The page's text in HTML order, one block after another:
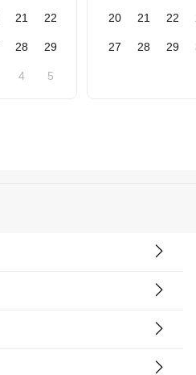
21 22
28 29
4 5
20 21 22
27 28 29